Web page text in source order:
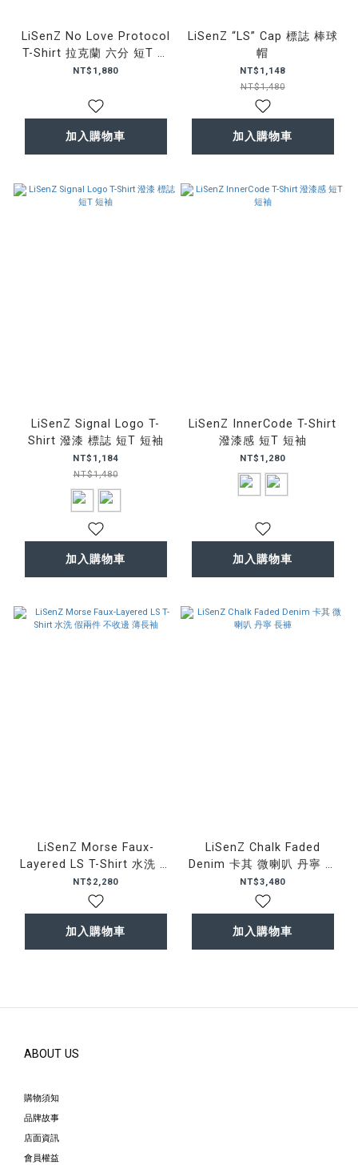
LiSenZ No Love Protocol
T-Shirt 拉克蘭 六分 短T 短
袖
NT$1,880
加入購物車
LiSenZ “LS” Cap 標誌 棒球
帽
NT$1,148
NT$1,480
加入購物車
LiSenZ Signal Logo T-
Shirt 潑漆 標誌 短T 短袖
NT$1,184
NT$1,480
加入購物車
LiSenZ InnerCode T-Shirt
潑漆感 短T 短袖
NT$1,280
加入購物車
LiSenZ Morse Faux-
Layered LS T-Shirt 水洗 假
兩件 不收邊 薄長袖
NT$2,280
加入購物車
LiSenZ Chalk Faded
Denim 卡其 微喇叭 丹寧 長
褲
NT$3,480
加入購物車
ABOUT US
購物須知
品牌故事
店面資訊
會員權益